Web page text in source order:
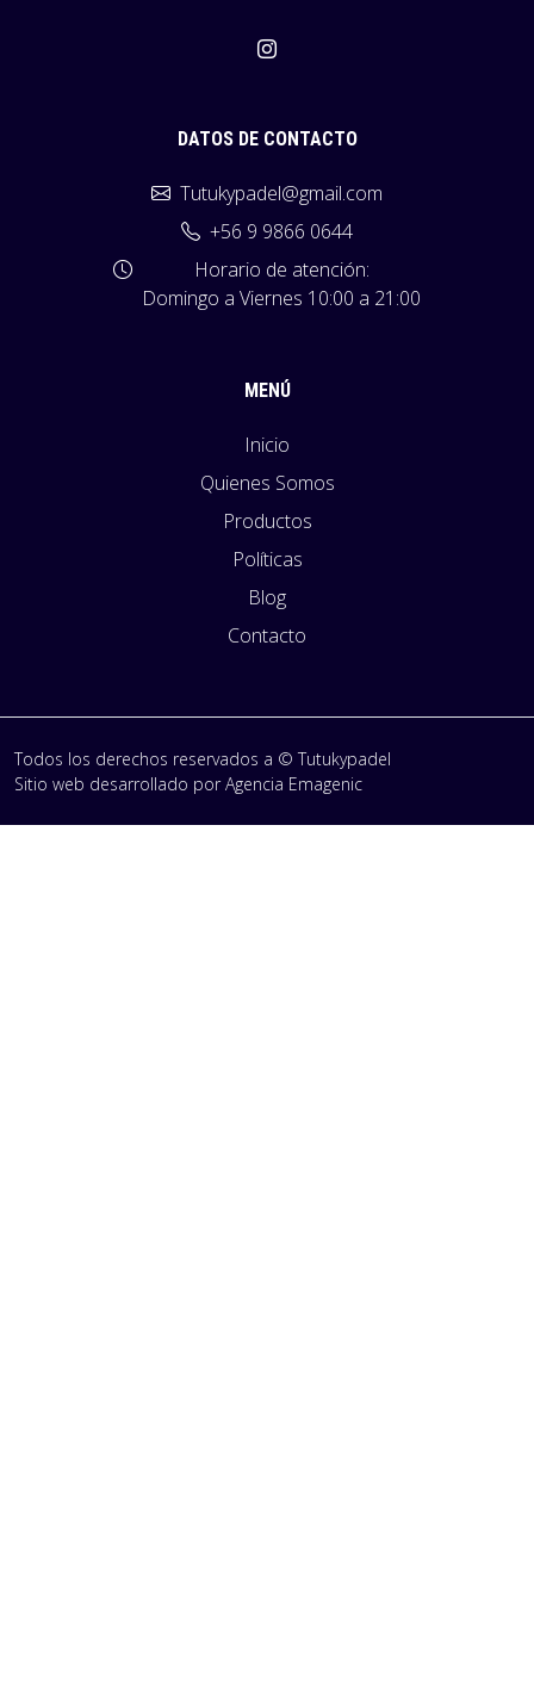
DATOS DE CONTACTO
Tutukypadel@gmail.com
+56 9 9866 0644
Horario de atención:
Domingo a Viernes 10:00 a 21:00
MENÚ
Inicio
Quienes Somos
Productos
Políticas
Blog
Contacto
Todos los derechos reservados a © Tutukypadel
Sitio web desarrollado porAgencia Emagenic